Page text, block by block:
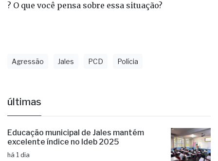
? O que você pensa sobre essa situação?
Agressão Jales PCD Polícia
últimas
Educação municipal de Jales mantém
excelente índice no Ideb 2025
há 1 dia